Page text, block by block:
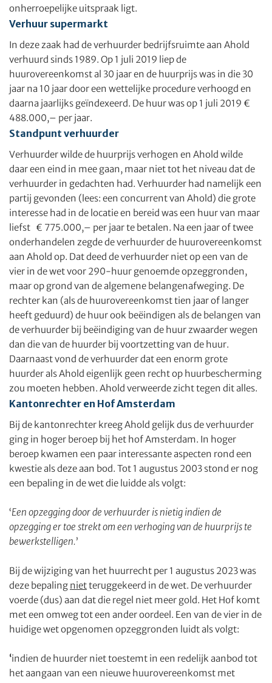
onherroepelijke uitspraak ligt.
Verhuur supermarkt
In deze zaak had de verhuurder bedrijfsruimte aan Ahold
verhuurd sinds 1989. Op 1 juli 2019 liep de
huurovereenkomst al 30 jaar en de huurprijs was in die 30
jaar na 10 jaar door een wettelijke procedure verhoogd en
daarna jaarlijks geïndexeerd. De huur was op 1 juli 2019 €
488.000,– per jaar.
Standpunt verhuurder
Verhuurder wilde de huurprijs verhogen en Ahold wilde
daar een eind in mee gaan, maar niet tot het niveau dat de
verhuurder in gedachten had. Verhuurder had namelijk een
partij gevonden (lees: een concurrent van Ahold) die grote
interesse had in de locatie en bereid was een huur van maar
liefst € 775.000,– per jaar te betalen. Na een jaar of twee
onderhandelen zegde de verhuurder de huurovereenkomst
aan Ahold op. Dat deed de verhuurder niet op een van de
vier in de wet voor 290-huur genoemde opzeggronden,
maar op grond van de algemene belangenafweging. De
rechter kan (als de huurovereenkomst tien jaar of langer
heeft geduurd) de huur ook beëindigen als de belangen van
de verhuurder bij beëindiging van de huur zwaarder wegen
dan die van de huurder bij voortzetting van de huur.
Daarnaast vond de verhuurder dat een enorm grote
huurder als Ahold eigenlijk geen recht op huurbescherming
zou moeten hebben. Ahold verweerde zicht tegen dit alles.
Kantonrechter en Hof Amsterdam
Bij de kantonrechter kreeg Ahold gelijk dus de verhuurder
ging in hoger beroep bij het hof Amsterdam. In hoger
beroep kwamen een paar interessante aspecten rond een
kwestie als deze aan bod. Tot 1 augustus 2003 stond er nog
een bepaling in de wet die luidde als volgt:
‘Een opzegging door de verhuurder is nietig indien de
opzegging er toe strekt om een verhoging van de huurprijs te
bewerkstelligen.’
Bij de wijziging van het huurrecht per 1 augustus 2023 was
deze bepaling nietteruggekeerd in de wet. De verhuurder
voerde (dus) aan dat die regel niet meer gold. Het Hof komt
met een omweg tot een ander oordeel. Een van de vier in de
huidige wet opgenomen opzeggronden luidt als volgt:
‘indien de huurder niet toestemt in een redelijk aanbod tot
het aangaan van een nieuwe huurovereenkomst met